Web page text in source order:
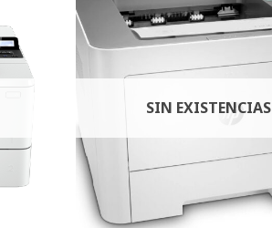
SIN EXISTENCIAS